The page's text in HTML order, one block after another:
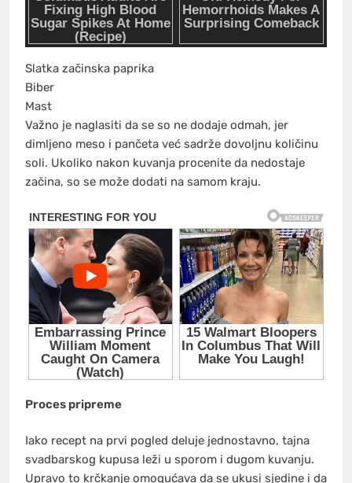
Slatka začinska paprika
Biber
Mast
Važno je naglasiti da se so ne dodaje odmah, jer
dimljeno meso i pančeta već sadrže dovoljnu količinu
soli. Ukoliko nakon kuvanja procenite da nedostaje
začina, so se može dodati na samom kraju.
Proces pripreme
Iako recept na prvi pogled deluje jednostavno, tajna
svadbarskog kupusa leži u sporom i dugom kuvanju.
Upravo to krčkanje omogućava da se ukusi sjedine i da